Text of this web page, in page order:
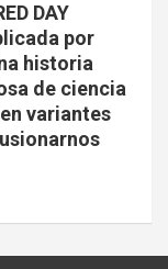
DAY
por
historia
de ciencia
variantes